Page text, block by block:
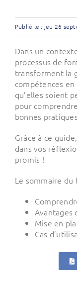
Contact
Publié le : jeu 26
Dans un
processus de
transforment la
compétences
qu’elles soient
pour
bonnes
Grâce à ce
dans vos
promis !
Le sommaire du
Avantages
Mise en
Cas